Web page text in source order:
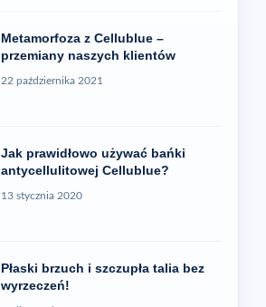
Metamorfoza z Cellublue –
przemiany naszych klientów
22 października 2021
Jak prawidłowo używać bańki
antycellulitowej Cellublue?
13 stycznia 2020
Płaski brzuch i szczupła talia bez
wyrzeczeń!